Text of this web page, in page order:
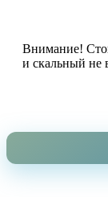
Внимание!
и скальный не